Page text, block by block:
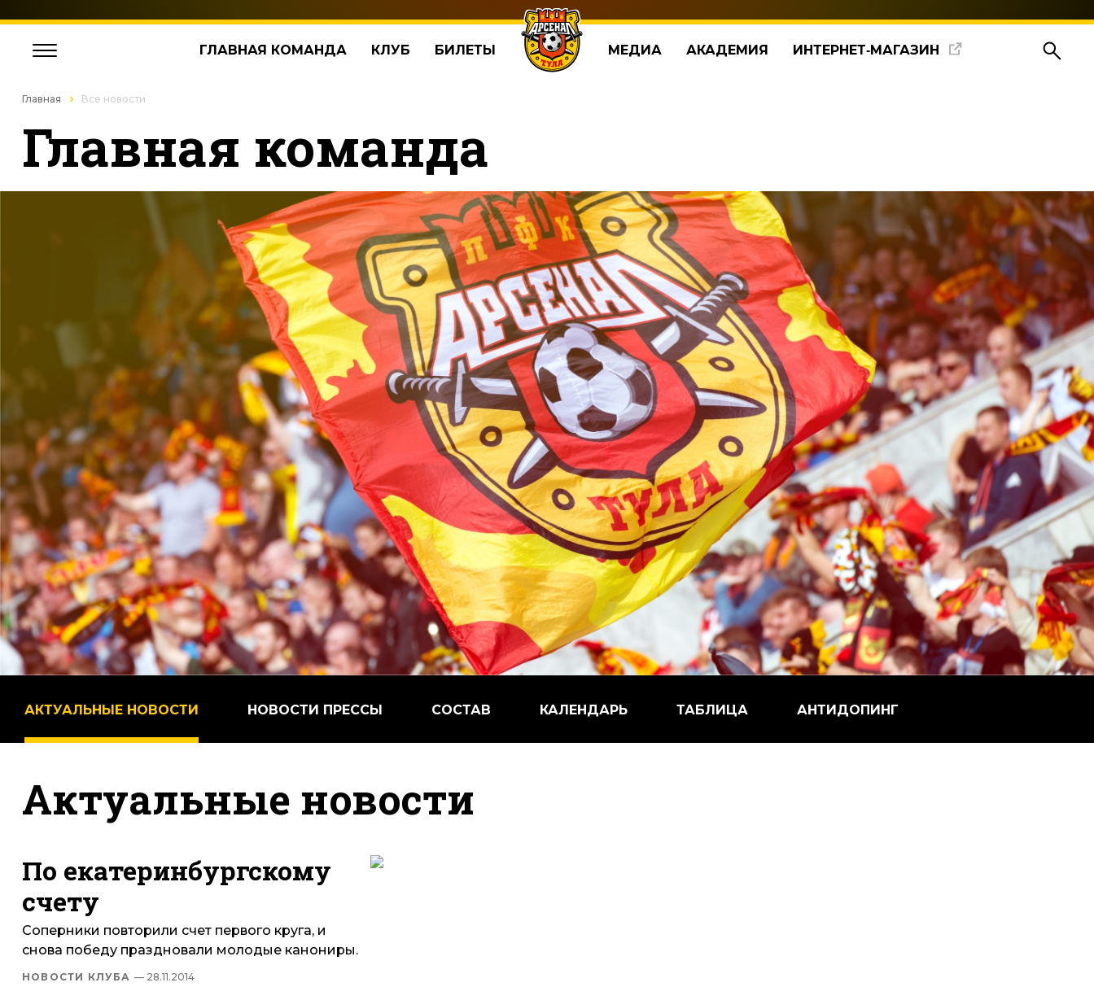
ГЛАВНАЯ КОМАНДА КЛУБ БИЛЕТЫ МЕДИА АКАДЕМИЯ ИНТЕРНЕТ‑МАГАЗИН
Главная Все новости
Главная команда
АКТУАЛЬНЫЕ НОВОСТИ НОВОСТИ ПРЕССЫ СОСТАВ КАЛЕНДАРЬ ТАБЛИЦА АНТИДОПИНГ
Актуальные новости
По екатеринбургскому
счету
Соперники повторили счет первого круга, и
снова победу праздновали молодые канониры.
НОВОСТИ КЛУБА — 28.11.2014